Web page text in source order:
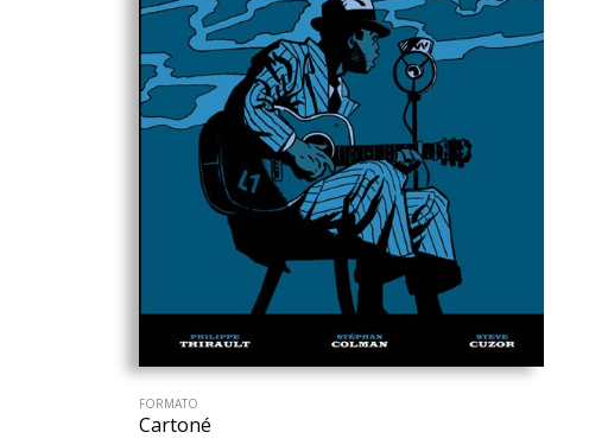
FORMATO
Cartoné